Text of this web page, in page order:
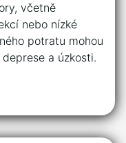
včetně
nebo nízké
potratu mohou
a úzkosti.